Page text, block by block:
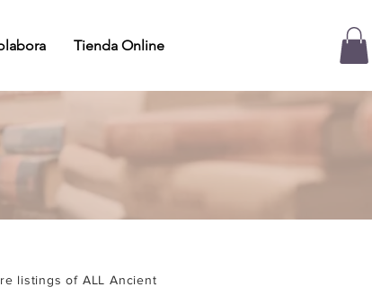
Tienda Online
listings of ALL Ancient